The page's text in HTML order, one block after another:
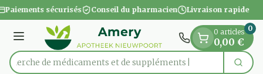
Aller au contenu
1 de 1
Paiements sécurisés Conseil du pharmacien Livraison rapide
Menu
Rechercher
Recherche de médicamen
0 articles
0,00 €
0